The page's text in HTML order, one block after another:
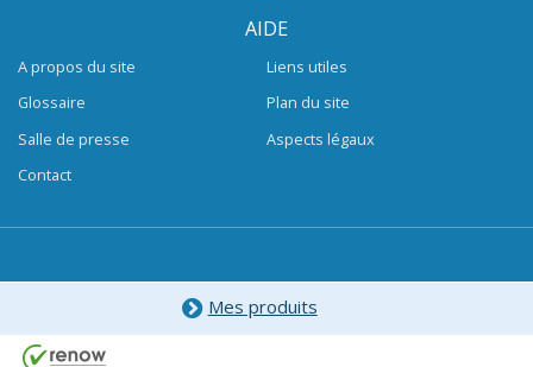
AIDE
A propos du site
Glossaire
Salle de presse
Contact
Liens utiles
Plan du site
Aspects légaux
Mes produits